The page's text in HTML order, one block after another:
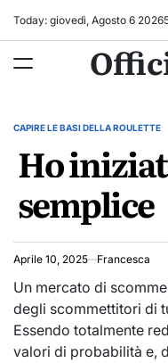
Today: giovedì, Agosto 6 2026
POSTED
CAPIRE LE BASI DELLA ROULETTE
Ho
semplice
Aprile 10, 2025 Francesca
Un mercato di
degli scommettitori di
Essendo totalmente
valori di probabilità e,